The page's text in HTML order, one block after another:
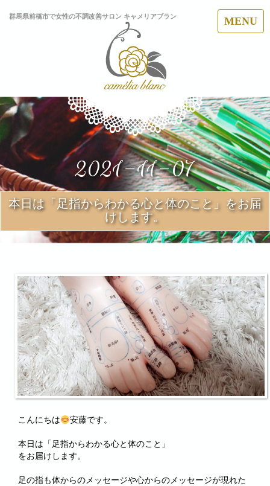
群馬県前橋市で女性の不調改善サロン キャメリアブラン MENU
2021-11-07
本日は「足指からわかる心と体のこと」をお届
けします。
こんにちは 安藤です。
本日は「足指からわかる心と体のこと」
をお届けします。
足の指も体からのメッセージや心からのメッセージが現れた